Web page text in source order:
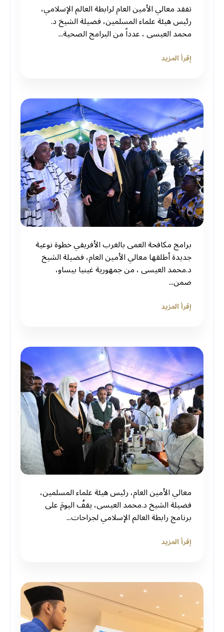
‏تفقد معالي الأمين العام لرابطة العالم الإسلامي،
رئيس هيئة علماء المسلمين، فضيلة الشيخ د.
إقرأ المزيد
برامج مكافحة العمى بالغرب الأفريقي خطوة نوعية
جديدة أطلقها معالي الأمين العام، فضيلة الشيخ
د.⁧‫محمد العيسى‬⁩ ‬⁩، من جمهورية غينيا بيساو،
ضمن...
إقرأ المزيد
‏معالي الأمين العام، رئيس هيئة علماء المسلمين،
فضيلة الشيخ د.⁧‫محمد العيسى‬⁩‬⁩، يقفُ اليومَ على
برنامج ⁧‫رابطة العالم الإسلامي‬⁩ لجراحات...
إقرأ المزيد